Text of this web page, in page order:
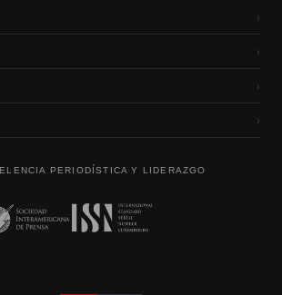
›
›
›
›
PERIODÍSTICA Y LIDERAZGO